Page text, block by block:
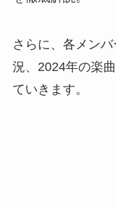
さらに、各メン
況、2024年の楽
ていきます。